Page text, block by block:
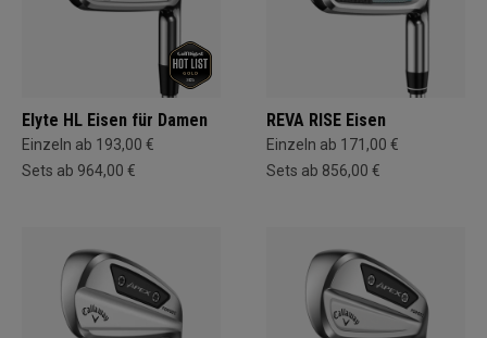
Elyte HL Eisen für Damen
Einzeln ab 193,00 €
Sets ab 964,00 €
REVA RISE Eisen
Einzeln ab 171,00 €
Sets ab 856,00 €